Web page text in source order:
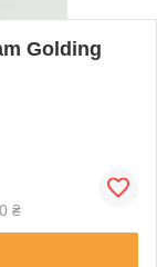
Golding
₴